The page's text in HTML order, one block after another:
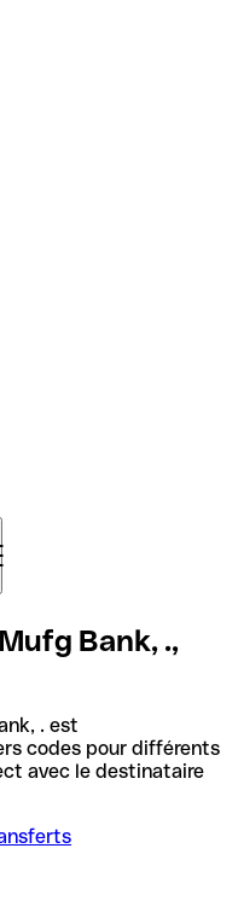
Bank, .,
. est
codes pour différents
avec le destinataire